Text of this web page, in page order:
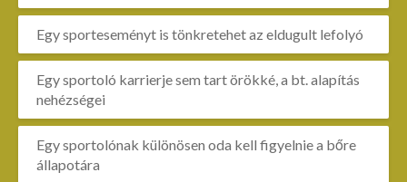
Egy sporteseményt is tönkretehet az eldugult lefolyó
Egy sportoló karrierje sem tart örökké, a bt. alapítás
nehézségei
Egy sportolónak különösen oda kell figyelnie a bőre
állapotára